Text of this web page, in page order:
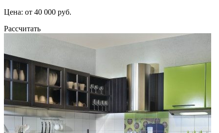
Цена: от 40 000 руб.
Рассчитать